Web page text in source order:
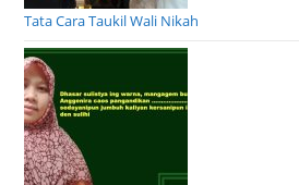
Tata Cara Taukil Wali Nikah